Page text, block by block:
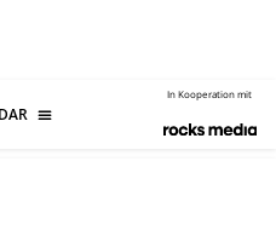
In Kooperation mit